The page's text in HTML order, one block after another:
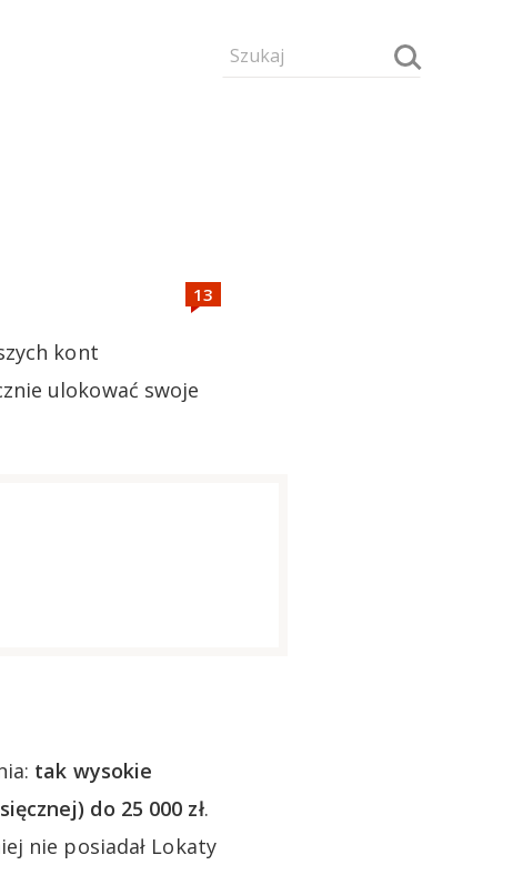
kont
ulokować swoje
tak wysokie
do 25 000 zł.
nie posiadał Lokaty